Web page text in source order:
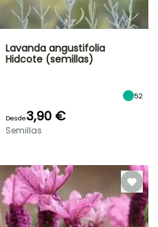
Lavanda angustifolia
Hidcote (semillas)
52
Desde3,90 €
Semillas